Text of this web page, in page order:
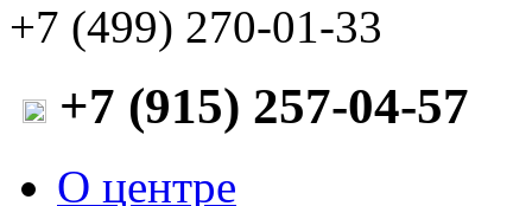
+7 (499) 270-01-33
+7 (915) 257-04-57
О центре